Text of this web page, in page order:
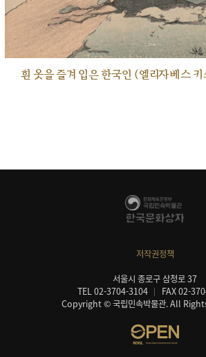
흰 옷을 즐겨 입은 한국인 (엘리자베스 키
저작권정책
서울시 종로구 삼청로 37
TEL 02-3704-3104
FAX 02-
Copyright © 국립민속박물관. All